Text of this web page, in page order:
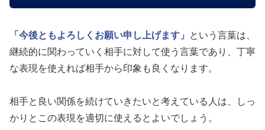
「今後ともよろしくお願い申し上げます」
という言葉は、
継続的に関わっていく相手に対して使う言葉であり、丁寧
な表現を使えれば相手から印象も良くなります。
相手と良い関係を続けていきたいと考えている人は、しっ
かりとこの表現を適切に使えるとよいでしょう。